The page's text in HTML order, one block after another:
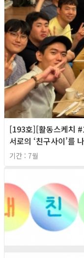
[193호][활동스케치
서로의 ‘친구사이’를
기간 : 7월